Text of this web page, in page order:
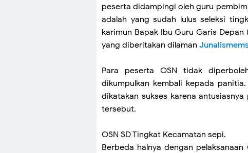
peserta didampingi oleh guru
adalah yang sudah lulus seleksi
karimun Bapak Ibu Guru Garis
yang diberitakan dilaman
Para peserta OSN tidak
dikumpulkan kembali kepada
dikatakan sukses karena
tersebut.
OSN SD Tingkat Kecamatan sepi.
Berbeda halnya dengan